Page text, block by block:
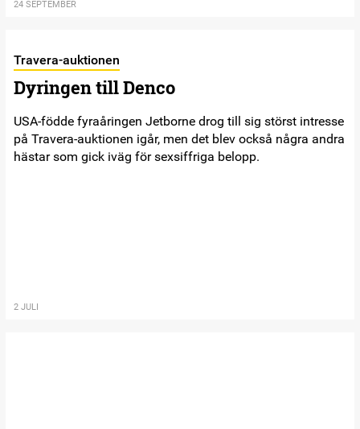
24 SEPTEMBER
Travera-auktionen
Dyringen till Denco
USA-födde fyraåringen Jetborne drog till sig störst intresse
på Travera-auktionen igår, men det blev också några andra
hästar som gick iväg för sexsiffriga belopp.
2 JULI